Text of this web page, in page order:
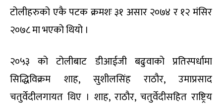
टोलीहरुको एकै पटक क्रमशः ३१ असार २०७४ र १२ मंसिर
२०७८ मा भएको थियो ।
२०५३ को टोलीबाट डीआईजी बढुवाको प्रतिस्पर्धामा
सिद्धिविक्रम शाह, सुशीलसिंह राठौर, उमाप्रसाद
चतुर्वेदीलगायत थिए । शाह, राठौर, चतुर्वेदीसहित राष्ट्रिय